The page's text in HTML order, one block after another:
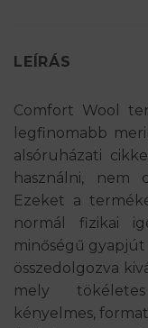
LEÍRÁS
Comfort Wool
legfinomabb
alsóruházati
használni, nem
Ezeket a
normál fizikai
minőségű gyapjút
összedolgozva
mely
kényelmes,